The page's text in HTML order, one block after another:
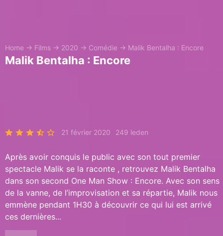
Home → Films → 2020 → Comédie → Malik Bentalha : Encore
Malik Bentalha : Encore
21 février 2020 249 leden
Après avoir conquis le public avec son tout premier
spectacle Malik se la raconte , retrouvez Malik Bentalha
dans son second One Man Show : Encore. Avec son sens
de la vanne, de l’improvisation et sa répartie, Malik nous
emmène pendant 1H30 à découvrir ce qui lui est arrivé
ces dernières...